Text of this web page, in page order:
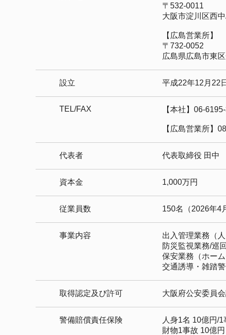
〒532-0011
大阪市淀川区西
【広島営業所】
〒732-0052
広島県広島市東
設立 平成22年12月22日
TEL/FAX 【本社】06-
【広島営業所】
代表者 代表取締役 田中
資本金 1,000万円
従業員数 150名（2026年4
事業内容
出入管理業務（人
防災監視業務/巡
保安業務（ホー
交通誘導・雑踏
取得認定及び許可 大阪府公安委員
警備賠償責任保険
人身1名 10億円/1
財物1事故 10億円